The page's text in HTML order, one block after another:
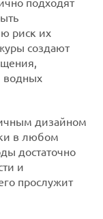
риск их
создают
водных
дизайном
в любом
достаточно
и
прослужит